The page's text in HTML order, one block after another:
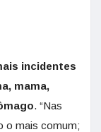
incidentes
mama,
. “Nas
o mais comum;